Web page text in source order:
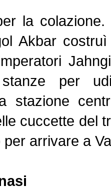
la
Akbar
per
stazione
cuccette del
arrivare a